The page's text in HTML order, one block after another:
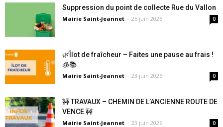
Suppression du point de collecte Rue du Vallon
Mairie Saint-Jeannet - 25 juin 2026 0
🌿Îlot de fraîcheur – Faites une pause au frais !
🧊📚
Mairie Saint-Jeannet - 23 juin 2026 0
🚧 TRAVAUX – CHEMIN DE L’ANCIENNE ROUTE DE
VENCE 🚧
Mairie Saint-Jeannet - 23 juin 2026 0